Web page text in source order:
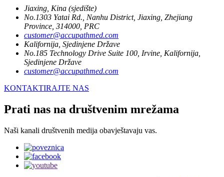
Jiaxing, Kina (sjedište)
No.1303 Yatai Rd., Nanhu District, Jiaxing, Zhejiang
Province, 314000, PRC
customer@accupathmed.com
Kalifornija, Sjedinjene Države
No.185 Technology Drive Suite 100, Irvine, Kalifornija,
Sjedinjene Države
customer@accupathmed.com
KONTAKTIRAJTE NAS
Prati nas na društvenim mrežama
Naši kanali društvenih medija obavještavaju vas.